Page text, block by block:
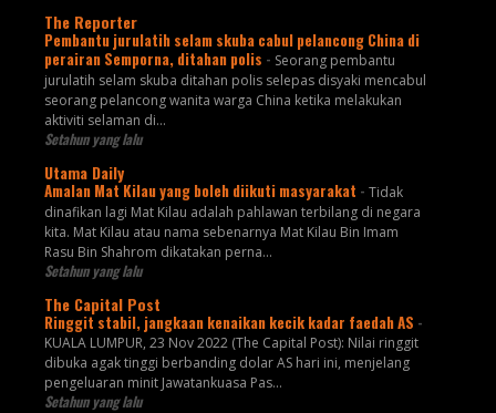
The Reporter
Pembantu jurulatih selam skuba cabul pelancong China di
perairan Semporna, ditahan polis - Seorang pembantu
jurulatih selam skuba ditahan polis selepas disyaki mencabul
seorang pelancong wanita warga China ketika melakukan
aktiviti selaman di...
Setahun yang lalu
Utama Daily
Amalan Mat Kilau yang boleh diikuti masyarakat - Tidak
dinafikan lagi Mat Kilau adalah pahlawan terbilang di negara
kita. Mat Kilau atau nama sebenarnya Mat Kilau Bin Imam
Rasu Bin Shahrom dikatakan perna...
Setahun yang lalu
The Capital Post
Ringgit stabil, jangkaan kenaikan kecik kadar faedah AS -
KUALA LUMPUR, 23 Nov 2022 (The Capital Post): Nilai ringgit
dibuka agak tinggi berbanding dolar AS hari ini, menjelang
pengeluaran minit Jawatankuasa Pas...
Setahun yang lalu